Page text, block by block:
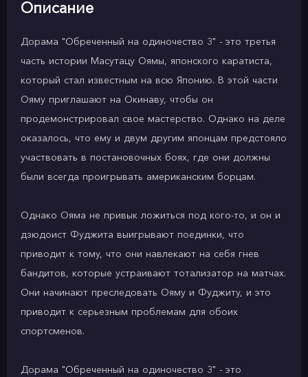
Описание
Дорама "Обреченный на одиночество 3" - это третья
часть истории Масутацу Оямы, японского каратиста,
который стал известным на всю Японию. В этой части
Ояму приглашают на Окинаву, чтобы он
продемонстрировал свое мастерство. Однако на деле
оказалось, что ему и двум другим японцам предстояло
участвовать в постановочных боях, где они должны
были всегда проигрывать американским борцам.
Однако Ояма не привык ложиться под кого-то, и он и
дзюдоист Фуджита выигрывают поединки, что
приводит к тому, что они навлекают на себя гнев
бандитов, которые устраивают тотализатор на матчах.
Они начинают преследовать Ояму и Фуджиту, и это
приводит к серьезным проблемам для обоих
спортсменов.
Дорама "Обреченный на одиночество 3" - это